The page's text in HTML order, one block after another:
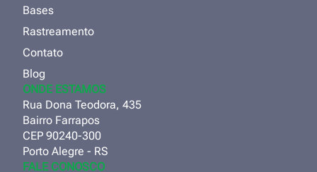
Bases
Rastreamento
Contato
Blog
ONDE ESTAMOS
Rua Dona Teodora, 435
Bairro Farrapos
CEP 90240-300
Porto Alegre - RS
FALE CONOSCO